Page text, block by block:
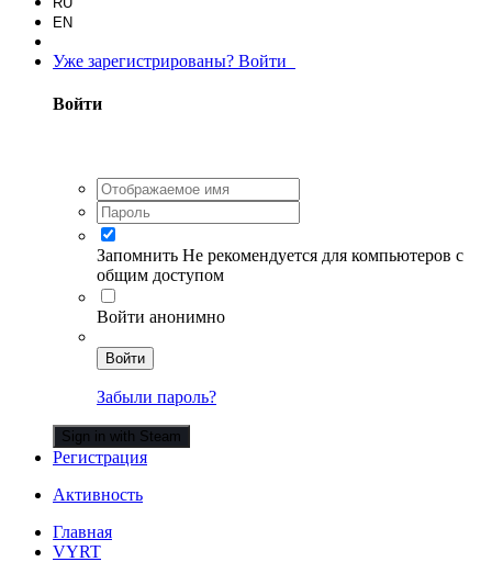
EN
Уже зарегистрированы? Войти
Войти
Запомнить Не рекомендуется для компьютеров с
общим доступом
Войти анонимно
Войти
Забыли пароль?
Sign in with Steam
Регистрация
Активность
Главная
VYRT